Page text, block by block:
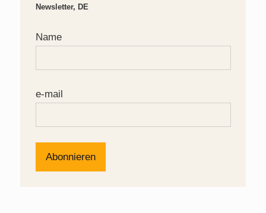
Newsletter, DE
Name
e-mail